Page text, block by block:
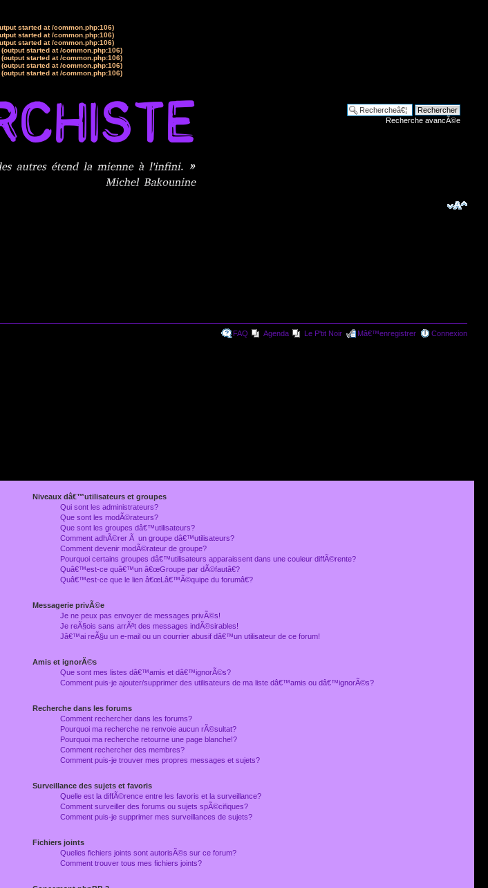
started at /common.php:106)
started at /common.php:106)
started at /common.php:106)
started at /common.php:106)
started at /common.php:106)
started at /common.php:106)
started at /common.php:106)
Recherche avancÃ©e
FAQ Agenda Le P'tit Noir Mâ€™enregistrer Connexion
Niveaux dâ€™utilisateurs et groupes
Qui sont les administrateurs?
Que sont les modÃ©rateurs?
Que sont les groupes dâ€™utilisateurs?
Comment adhÃ©rer Ã un groupe dâ€™utilisateurs?
Comment devenir modÃ©rateur de groupe?
Pourquoi certains groupes dâ€™utilisateurs apparaissent dans une couleur diffÃ©rente?
Quâ€™est-ce quâ€™un â€œGroupe par dÃ©fautâ€?
Quâ€™est-ce que le lien â€œLâ€™Ã©quipe du forumâ€?
Messagerie privÃ©e
Je ne peux pas envoyer de messages privÃ©s!
Je reÃ§ois sans arrÃªt des messages indÃ©sirables!
Jâ€™ai reÃ§u un e-mail ou un courrier abusif dâ€™un utilisateur de ce forum!
Amis et ignorÃ©s
Que sont mes listes dâ€™amis et dâ€™ignorÃ©s?
Comment puis-je ajouter/supprimer des utilisateurs de ma liste dâ€™amis ou dâ€™ignorÃ©s?
Recherche dans les forums
Comment rechercher dans les forums?
Pourquoi ma recherche ne renvoie aucun rÃ©sultat?
Pourquoi ma recherche retourne une page blanche!?
Comment rechercher des membres?
Comment puis-je trouver mes propres messages et sujets?
Surveillance des sujets et favoris
Quelle est la diffÃ©rence entre les favoris et la surveillance?
Comment surveiller des forums ou sujets spÃ©cifiques?
Comment puis-je supprimer mes surveillances de sujets?
Fichiers joints
Quelles fichiers joints sont autorisÃ©s sur ce forum?
Comment trouver tous mes fichiers joints?